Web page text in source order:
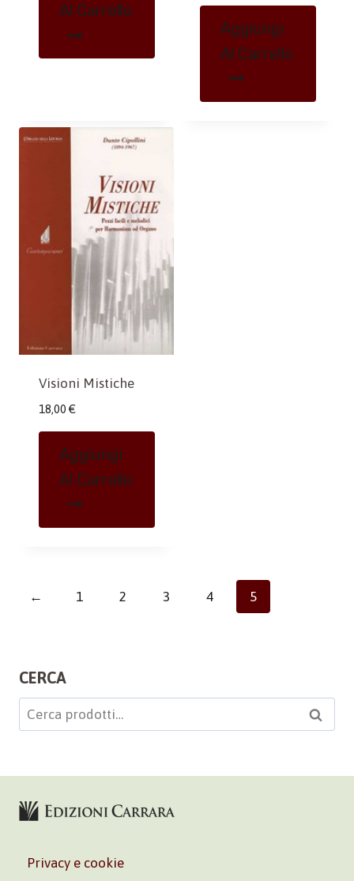
Al Carrello
Aggiungi
Al Carrello
Visioni Mistiche
18,00 €
Aggiungi
Al Carrello
← 1 2 3 4 5
CERCA
Cerca: Cerca
Privacy e cookie